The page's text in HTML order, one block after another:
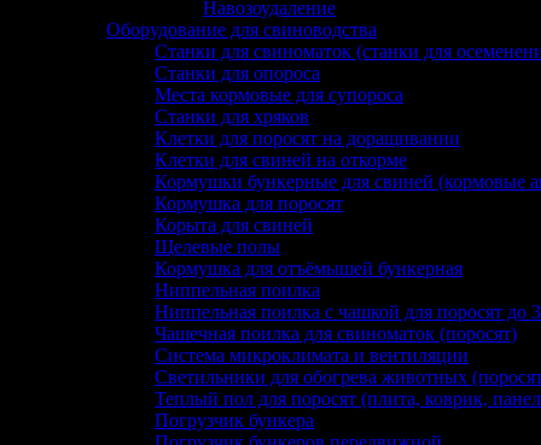
Навозоудаление
Оборудование для свиноводства
Станки для свиноматок (станки для
Станки для опороса
Места кормовые для супороса
Станки для хряков
Клетки для поросят на доращивании
Клетки для свиней на откорме
Кормушки бункерные для свиней (кормовые
Кормушка для поросят
Корыта для свиней
Щелевые полы
Кормушка для отъёмышей бункерная
Ниппельная поилка
Ниппельная поилка с чашкой для поросят до
Чашечная поилка для свиноматок (поросят)
Система микроклимата и вентиляции
Светильники для обогрева животных
Теплый пол для поросят (плита, коврик,
Погрузчик бункера